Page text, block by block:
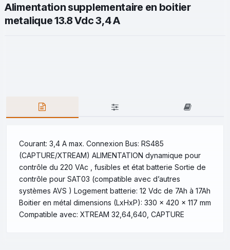
Alimentation supplementaire en boitier
metalique 13.8 Vdc 3,4 A
Courant: 3,4 A max. Connexion Bus: RS485
(CAPTURE/XTREAM) ALIMENTATION dynamique pour
contrôle du 220 VAc , fusibles et état batterie Sortie de
contrôle pour SAT03 (compatible avec d’autres
systèmes AVS ) Logement batterie: 12 Vdc de 7Ah à 17Ah
Boitier en métal dimensions (LxHxP): 330 x 420 x 117 mm
Compatible avec: XTREAM 32,64,640, CAPTURE